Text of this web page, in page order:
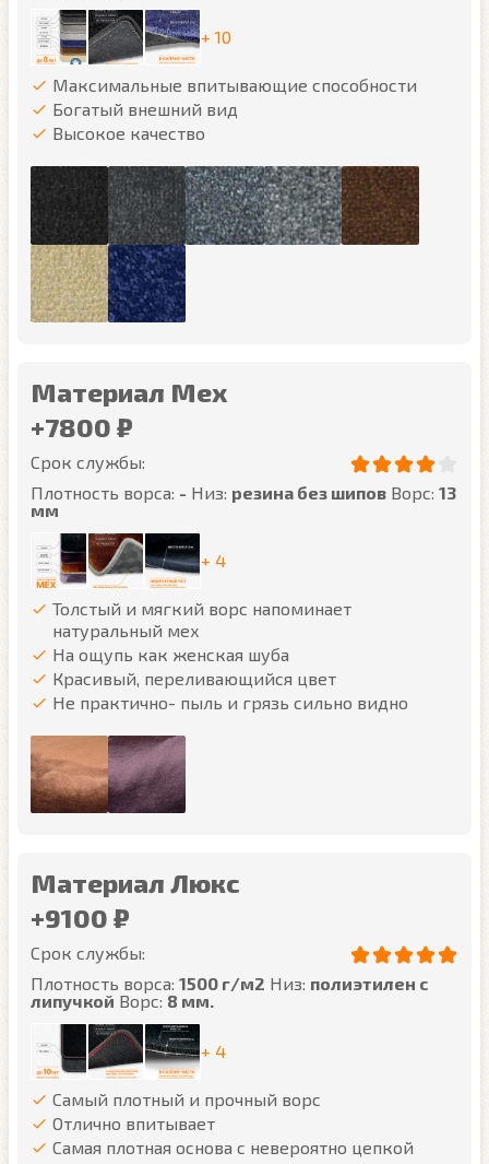
+ 10
Максимальные впитывающие способности
Богатый внешний вид
Высокое качество
Материал Мех
+7800 ₽
Срок службы:
Плотность ворса: - Низ: резина без шипов Ворс: 13
мм
+ 4
Толстый и мягкий ворс напоминает
натуральный мех
На ощупь как женская шуба
Красивый, переливающийся цвет
Не практично- пыль и грязь сильно видно
Материал Люкс
+9100 ₽
Срок службы:
Плотность ворса: 1500 г/м2 Низ: полиэтилен с
липучкой Ворс: 8 мм.
+ 4
Самый плотный и прочный ворс
Отлично впитывает
Самая плотная основа с невероятно цепкой